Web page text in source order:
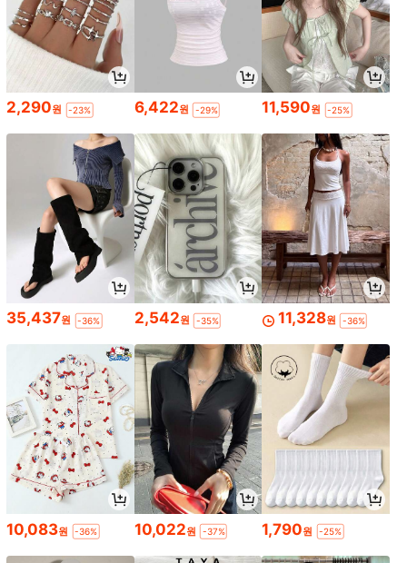
2,290원 -23% 6,422원 -29% 11,590원 -25%
35,437원 -36% 2,542원 -35% 11,328원 -36%
10,083원 -36% 10,022원 -37% 1,790원 -25%